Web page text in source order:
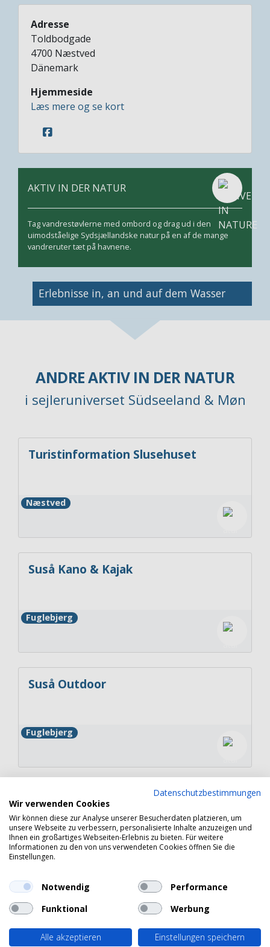
Adresse
Toldbodgade
4700 Næstved
Dänemark
Hjemmeside
Læs mere og se kort
AKTIV IN DER NATUR
Tag vandrestøvlerne med ombord og drag ud i den
uimodståelige Sydsjællandske natur på en af de mange
vandreruter tæt på havnene.
Bild
Erlebnisse in, an und auf dem Wasser
ANDRE AKTIV IN DER NATUR
i sejleruniverset Südseeland & Møn
Turistinformation Slusehuset
Næstved
Suså Kano & Kajak
Fuglebjerg
Suså Outdoor
Fuglebjerg
Sporløs Færd
Stege
Copyright 2026 © Havneguide.dk
Datenschutzbestimmungen
Wir verwenden Cookies
Wir können diese zur Analyse unserer Besucherdaten platzieren, um
unsere Webseite zu verbessern, personalisierte Inhalte anzuzeigen und
Ihnen ein großartiges Webseiten-Erlebnis zu bieten. Für weitere
Informationen zu den von uns verwendeten Cookies öffnen Sie die
Einstellungen.
Notwendig
Performance
Funktional
Werbung
Alle akzeptieren Einstellungen speichern